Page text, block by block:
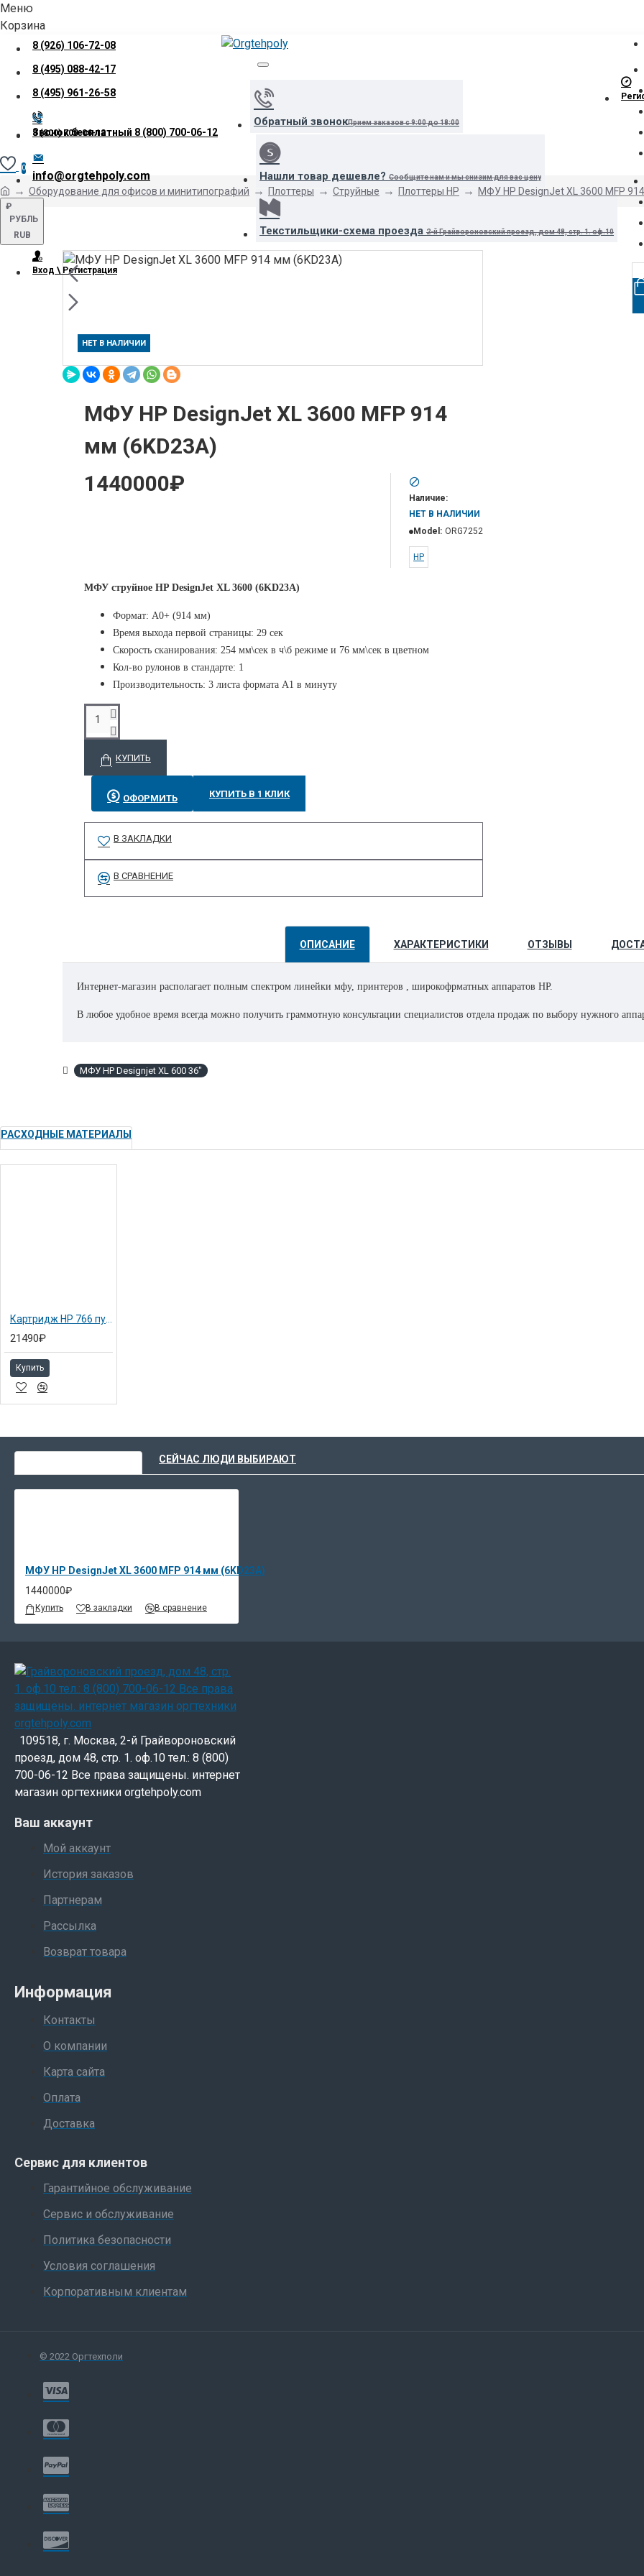
Меню
Корзина
8 (926) 106-72-08
8 (495) 088-42-17
8 (495) 961-26-58
Звонок бесплатный 8 (800) 700-06-12
info@orgtehpoly.com
₽
РУБЛЬ
RUB
Вход \ Регистрация
Обратный звонокПрием заказов с 9:00 до 18:00
Нашли товар дешевле? Сообщите нам и мы снизим для вас цену
Текстильщики-схема проезда 2-й Грайвороновский проезд, дом 48, стр. 1. оф.10
8 (800) 700-06-12
0
Оборудование для офисов и минитипографий Плоттеры Струйные Плоттеры HP МФУ HP DesignJet XL 3600 MFP
НЕТ В НАЛИЧИИ
МФУ HP DesignJet XL 3600 MFP 914
мм (6KD23A)
1440000₽
Наличие:
НЕТ В НАЛИЧИИ
Model: ORG7252
НР
МФУ струйное HP DesignJet XL 3600 (6KD23A)
Формат: А0+ (914 мм)
Время выхода первой страницы: 29 сек
Скорость сканирования: 254 мм\сек в ч\б режиме и 76 мм\сек в цветном
Кол-во рулонов в стандарте: 1
Производительность: 3 листа формата А1 в минуту
КУПИТЬ
ОФОРМИТЬ КУПИТЬ В 1 КЛИК
В ЗАКЛАДКИ
В СРАВНЕНИЕ
ОПИСАНИЕ ХАРАКТЕРИСТИКИ ОТЗЫВЫ
Интернет-магазин располагает полным спектром линейки мфу, принтеров , широкофрматных аппаратов НР.
В любое удобное время всегда можно получить граммотную консультации специалистов отдела продаж по выбору нужного
обслуживании принтеров, плоттеров и мфу!!
МФУ HP Designjet XL 600 36"
РАСХОДНЫЕ МАТЕРИАЛЫ
Картридж HP 766 пурпурный 300 мл для DesignJet XL 3600 (P2V90A)
21490₽
Купить
СЕЙЧАС ЛЮДИ ВЫБИРАЮТ
МФУ HP DesignJet XL 3600 MFP 914 мм (6KD23A)
1440000₽
Купить В закладки В сравнение
109518, г. Москва, 2-й Грайвороновский
проезд, дом 48, стр. 1. оф.10 тел.: 8 (800)
700-06-12 Все права защищены. интернет
магазин оргтехники orgtehpoly.com
Ваш аккаунт
Мой аккаунт
История заказов
Партнерам
Рассылка
Возврат товара
Информация
Контакты
О компании
Карта сайта
Оплата
Доставка
Сервис для клиентов
Гарантийное обслуживание
Сервис и обслуживание
Политика безопасности
Условия соглашения
Корпоративным клиентам
© 2022 Оргтехполи